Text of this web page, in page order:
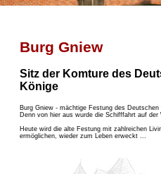
Burg Gniew
Sitz der Komture des
Könige
Burg Gniew - mächtige Festung des
Denn von hier aus wurde die Schifffahrt auf der
Heute wird die alte Festung mit zahlreichen
ermöglichen, wieder zum Leben erweckt ...